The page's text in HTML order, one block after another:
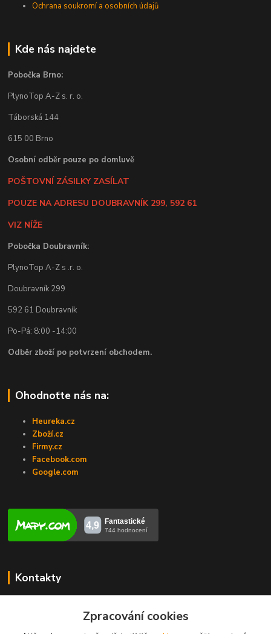
Ochrana soukromí a osobních údajů
Kde nás najdete
Pobočka Brno:
PlynoTop A-Z s. r. o.
Táborská 144
615 00 Brno
Osobní odběr pouze po domluvě
POŠTOVNÍ ZÁSILKY ZASÍLAT
POUZE NA ADRESU DOUBRAVNÍK 299, 592 61
VIZ NÍŽE
Pobočka Doubravník:
PlynoTop A-Z s .r. o.
Doubravník 299
592 61 Doubravník
Po-Pá: 8:00 -14:00
Odběr zboží po potvrzení obchodem.
Ohodnoťte nás na:
Heureka.cz
Zboží.cz
Firmy.cz
Facebook.com
Google.com
Kontakty
+420731448913Zpracování cookies